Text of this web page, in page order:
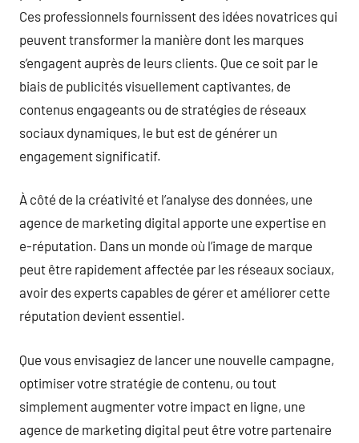
Ces professionnels fournissent des idées novatrices qui
peuvent transformer la manière dont les marques
s’engagent auprès de leurs clients. Que ce soit par le
biais de publicités visuellement captivantes, de
contenus engageants ou de stratégies de réseaux
sociaux dynamiques, le but est de générer un
engagement significatif.
À côté de la créativité et l’analyse des données, une
agence de marketing digital apporte une expertise en
e-réputation. Dans un monde où l’image de marque
peut être rapidement affectée par les réseaux sociaux,
avoir des experts capables de gérer et améliorer cette
réputation devient essentiel.
Que vous envisagiez de lancer une nouvelle campagne,
optimiser votre stratégie de contenu, ou tout
simplement augmenter votre impact en ligne, une
agence de marketing digital peut être votre partenaire